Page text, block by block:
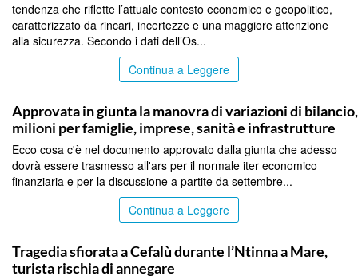
tendenza che riflette l’attuale contesto economico e geopolitico,
caratterizzato da rincari, incertezze e una maggiore attenzione
alla sicurezza. Secondo i dati dell’Os...
Continua a Leggere
Approvata in giunta la manovra di variazioni di
milioni per famiglie, imprese, sanità e infrastrutture
Ecco cosa c'è nel documento approvato dalla giunta che adesso
dovrà essere trasmesso all'ars per il normale iter economico
finanziaria e per la discussione a partite da settembre...
Continua a Leggere
Tragedia sfiorata a Cefalù durante l’Ntinna a Mare,
turista rischia di annegare